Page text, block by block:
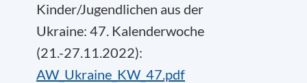
Kinder/Jugendlichen aus der
Ukraine: 47. Kalenderwoche
(21.-27.11.2022):
AW_Ukraine_KW_47.pdf